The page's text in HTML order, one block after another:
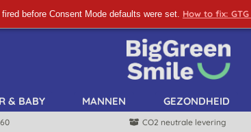
before Consent Mode defaults were set. How to fix:
SCHRIJF ME IN!
& BABY MANNEN GEZONDHEID
CO2 neutrale levering